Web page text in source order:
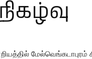
மேல்வெங்கடாபுரம்